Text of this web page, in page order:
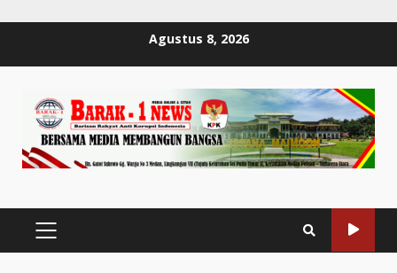
Agustus 8, 2026
PRIMARY
MENU